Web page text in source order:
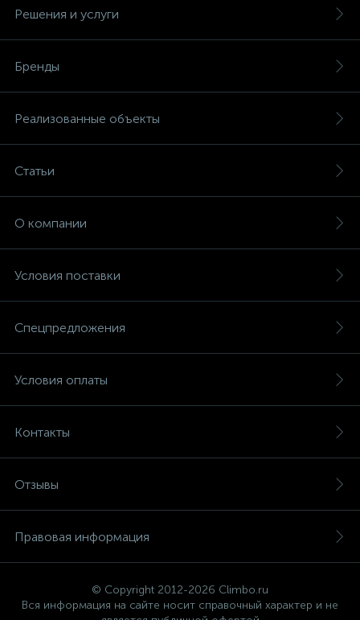
Решения и услуги
Бренды
Реализованные объекты
Статьи
О компании
Условия поставки
Спецпредложения
Условия оплаты
Контакты
Отзывы
Правовая информация
© Copyright 2012-2026 Climbo.ru
Вся информация на сайте носит справочный характер и не